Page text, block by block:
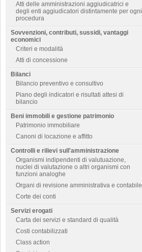
Atti delle amministrazioni aggiudicatrici e
degli enti aggiudicatori distintamente per ogni
procedura
Sovvenzioni, contributi, sussidi, vantaggi
economici
Criteri e modalità
Atti di concessione
Bilanci
Bilancio preventivo e consultivo
Piano degli indicatori e risultati attesi di
bilancio
Beni immobili e gestione patrimonio
Patrimonio immobiliare
Canoni di locazione e affitto
Controlli e rilievi sull'amministrazione
Organismi indipendenti di valutuazione,
nuclei di valutazione o altri organismi con
funzioni analoghe
Organi di revisione amministrativa e contabile
Corte dei conti
Servizi erogati
Carta dei servizi e standard di qualità
Costi contabilizzati
Class action